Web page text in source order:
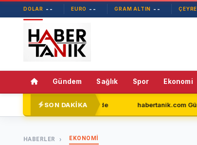
DOLAR -- EURO -- GRAM ALTIN --
Gündem Sağlık Spor Ekonomi
SON DAKİKAhabertanik.com Gündem Sayfasıyla
HABERLER EKONOMİ